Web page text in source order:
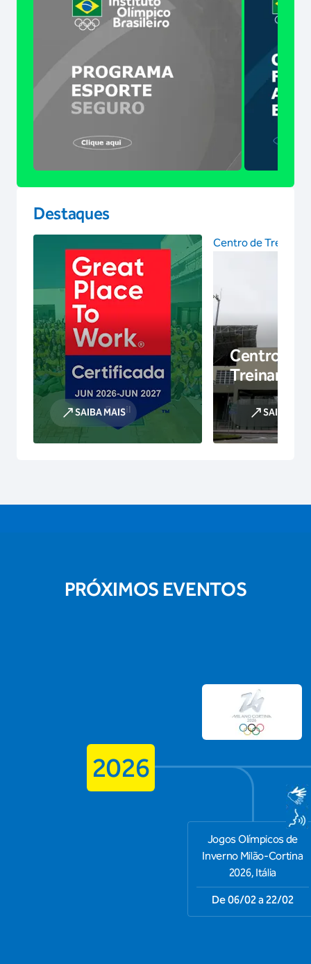
Destaques
SAIBA MAIS
Centro de
Centro de
SAIBA
PRÓXIMOS EVENTOS
2026
Jogos Olímpicos de
Inverno Milão-Cortina
2026, Itália
De 06/02 a 22/02